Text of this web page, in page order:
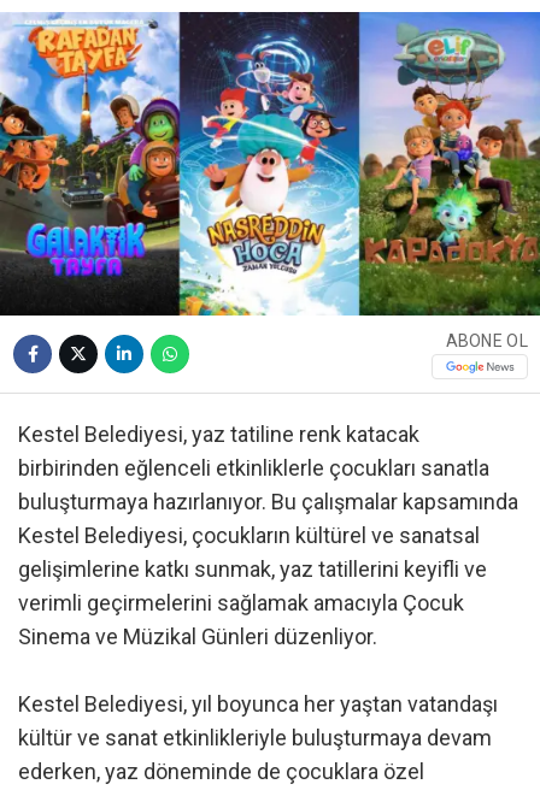
ABONE OL
Kestel Belediyesi, yaz tatiline renk katacak
birbirinden eğlenceli etkinliklerle çocukları sanatla
buluşturmaya hazırlanıyor. Bu çalışmalar kapsamında
Kestel Belediyesi, çocukların kültürel ve sanatsal
gelişimlerine katkı sunmak, yaz tatillerini keyifli ve
verimli geçirmelerini sağlamak amacıyla Çocuk
Sinema ve Müzikal Günleri düzenliyor.
Kestel Belediyesi, yıl boyunca her yaştan vatandaşı
kültür ve sanat etkinlikleriyle buluşturmaya devam
ederken, yaz döneminde de çocuklara özel